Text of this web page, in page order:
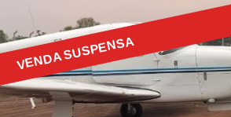
VENDA SUSPENSA